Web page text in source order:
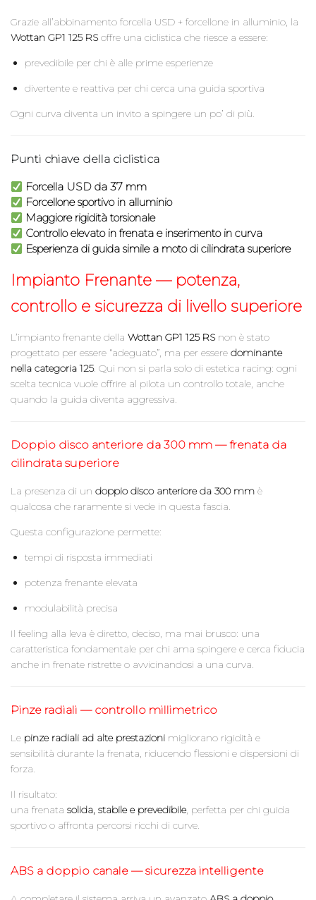
Grazie all’abbinamento forcella USD + forcellone in alluminio, la
Wottan GP1 125 RSoffre una ciclistica che riesce a essere:
prevedibile per chi è alle prime esperienze
divertente e reattiva per chi cerca una guida sportiva
Ogni curva diventa un invito a spingere un po’ di più.
Punti chiave della ciclistica
Forcella USD da 37 mm
Forcellone sportivo in alluminio
Maggiore rigidità torsionale
Controllo elevato in frenata e inserimento in curva
Esperienza di guida simile a moto di cilindrata superiore
Impianto Frenante — potenza,
controllo e sicurezza di livello superiore
L’impianto frenante della Wottan GP1 125 RSnon è stato
progettato per essere “adeguato”, ma per essere dominante
nella categoria 125. Qui non si parla solo di estetica racing: ogni
scelta tecnica vuole offrire al pilota un controllo totale, anche
quando la guida diventa aggressiva.
Doppio disco anteriore da 300 mm — frenata da
cilindrata superiore
La presenza di un doppio disco anteriore da 300 mm è
qualcosa che raramente si vede in questa fascia.
Questa configurazione permette:
tempi di risposta immediati
potenza frenante elevata
modulabilità precisa
Il feeling alla leva è diretto, deciso, ma mai brusco: una
caratteristica fondamentale per chi ama spingere e cerca fiducia
anche in frenate ristrette o avvicinandosi a una curva.
Pinze radiali — controllo millimetrico
Le pinze radiali ad alte prestazioni migliorano rigidità e
sensibilità durante la frenata, riducendo flessioni e dispersioni di
forza.
Il risultato:
una frenata solida, stabile e prevedibile, perfetta per chi guida
sportivo o affronta percorsi ricchi di curve.
ABS a doppio canale — sicurezza intelligente